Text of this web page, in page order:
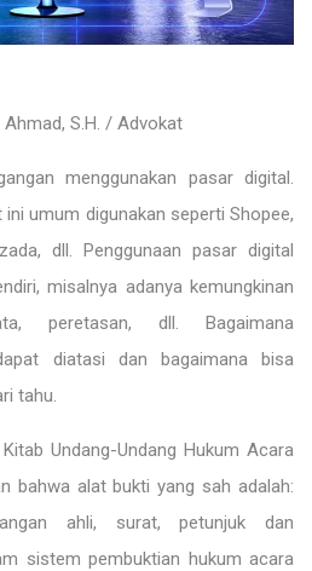
Ahmad, S.H. / Advokat
menggunakan pasar digital.
umum digunakan seperti Shopee,
dll. Penggunaan pasar digital
misalnya adanya kemungkinan
peretasan, dll. Bagaimana
diatasi dan bagaimana bisa
tahu.
Undang-Undang Hukum Acara
bahwa alat bukti yang sah adalah:
ahli, surat, petunjuk dan
sistem pembuktian hukum acara